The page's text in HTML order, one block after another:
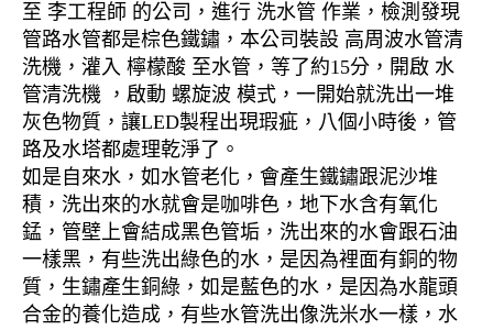
至 李工程師 的公司，進行 洗水管 作業，檢測發現
管路水管都是棕色鐵鏽，本公司裝設 高周波水管清
洗機，灌入 檸檬酸 至水管，等了約15分，開啟 水
管清洗機 ，啟動 螺旋波 模式，一開始就洗出一堆
灰色物質，讓LED製程出現瑕疵，八個小時後，管
路及水塔都處理乾淨了。
如是自來水，如水管老化，會產生鐵鏽跟泥沙堆
積，洗出來的水就會是咖啡色，地下水含有氧化
錳，管壁上會結成黑色管垢，洗出來的水會跟石油
一樣黑，有些洗出綠色的水，是因為裡面有銅的物
質，生鏽產生銅綠，如是藍色的水，是因為水龍頭
合金的養化造成，有些水管洗出像洗米水一樣，水